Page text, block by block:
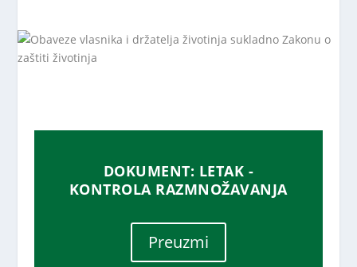
DOKUMENT: LETAK -
KONTROLA RAZMNOŽAVANJA
Preuzmi